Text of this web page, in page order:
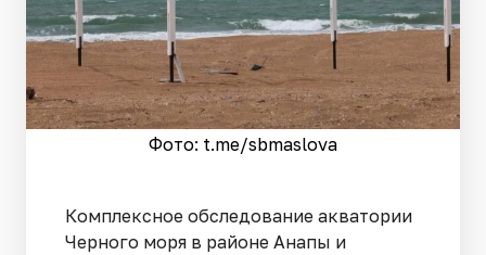
Фото: t.me/sbmaslova
Комплексное обследование акватории
Черного моря в районе Анапы и